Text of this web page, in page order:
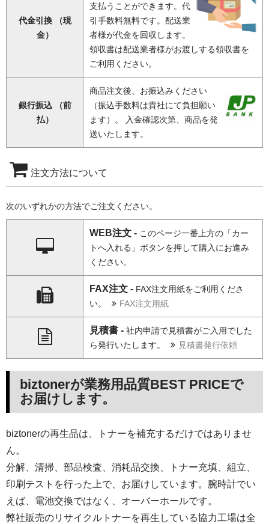
代金引換 （現
金）
支払うことができます。代
引手数料無料です。配送業
者様が代金を回収します。
領収書は配送業者様がお渡しする領収書を
ご利用ください。
銀行振込 （前
払）
商品注文後、お振込みください
（振込手数料は貴社にて負担願い
ます）。 入金確認次第、商品を発
送いたします。
注文方法について
次のいずれかの方法でご注文ください。
WEB注文 - このページ一番上方の「カー
トへ入れる」ボタンを押して購入にお進み
ください。
FAX注文 - FAX注文用紙をご利用くださ
い。
FAX注文用紙
見積書 - 社内申請で見積書がご入用でした
ら発行いたします。
見積書発行依頼
biztonerが業務用品質BEST PRICEで
お届けします。
biztonerの再生品は、トナーを補充するだけではありませ
ん。
分解、清掃、部品検査、消耗品交換、トナー充填、組立、
印刷テストを行った上で、お届けしています。腕時計でい
えば、電池交換ではなく、オーバーホールです。
弊社販売のリサイクルトナーを再生している協力工場は全